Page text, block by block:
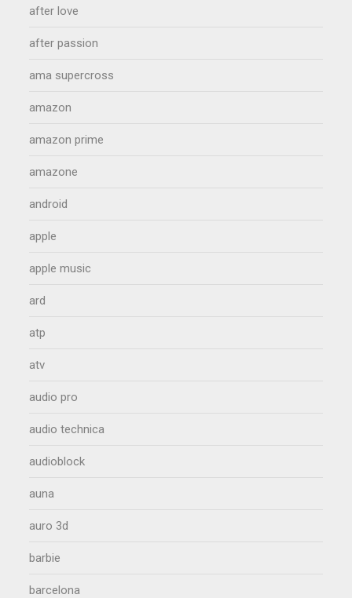
after love
after passion
ama supercross
amazon
amazon prime
amazone
android
apple
apple music
ard
atp
atv
audio pro
audio technica
audioblock
auna
auro 3d
barbie
barcelona